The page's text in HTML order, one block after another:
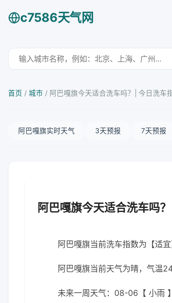
c7586天气网
首页 / 城市 / 阿巴嘎旗今天适合洗车吗？| 今日洗车
阿巴嘎旗实时天气 3天预报 7天预报
阿巴嘎旗今天适合洗车吗
阿巴嘎旗当前洗车指数为【适宜
阿巴嘎旗当前天气为晴，气温
未来一周天气：08-06【 小